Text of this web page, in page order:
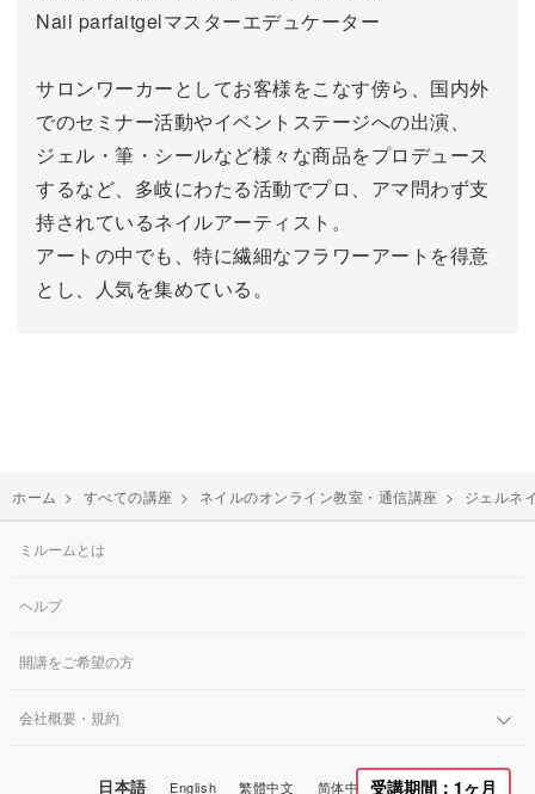
Nail parfaitgelマスターエデュケーター
サロンワーカーとしてお客様をこなす傍ら、国内外
でのセミナー活動やイベントステージへの出演、
ジェル・筆・シールなど様々な商品をプロデュース
するなど、多岐にわたる活動でプロ、アマ問わず支
持されているネイルアーティスト。
アートの中でも、特に繊細なフラワーアートを得意
とし、人気を集めている。
ホーム > すべての講座 > ネイルのオンライン教室・通信講座 > ジェルネ
受講期間：1ヶ月
ミルームとは
ヘルプ
開講をご希望の方
会社概要・規約
日本語 English 繁體中文 简体中文 한국어